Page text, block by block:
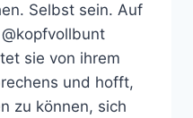
Selbst sein. Auf
sie von ihrem
und hofft,
zu können, sich